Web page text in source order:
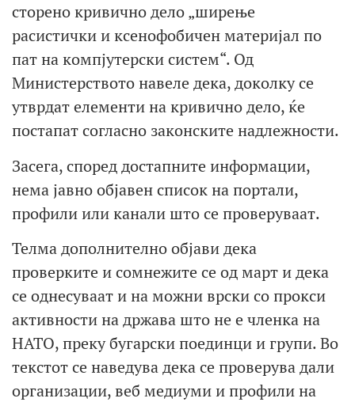
сторено кривично дело „ширење
расистички и ксенофобичен материјал по
пат на компјутерски систем“. Од
Министерството навеле дека, доколку се
утврдат елементи на кривично дело, ќе
постапат согласно законските надлежности.
Засега, според достапните информации,
нема јавно објавен список на портали,
профили или канали што се проверуваат.
Телма дополнително објави дека
проверките и сомнежите се од март и дека
се однесуваат и на можни врски со прокси
активности на држава што не е членка на
НАТО, преку бугарски поединци и групи. Во
текстот се наведува дека се проверува дали
организации, веб медиуми и профили на